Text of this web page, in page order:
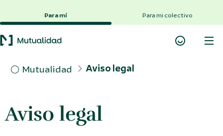
Saltar al contenido principal
Para mí Para mi colectivo
Mutualidad Aviso legal
Aviso legal